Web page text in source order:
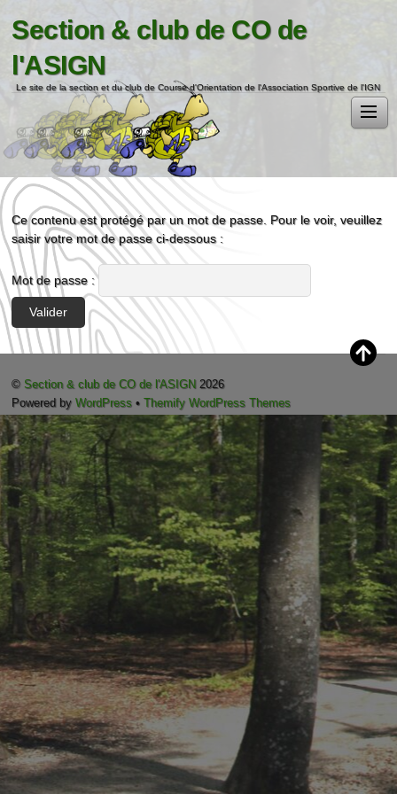
Section & club de CO de
l'ASIGN
Le site de la section et du club de Course d'Orientation de l'Association Sportive de l'IGN
Ce contenu est protégé par un mot de passe. Pour le voir, veuillez
saisir votre mot de passe ci-dessous :
Mot de passe :
© Section & club de CO de l'ASIGN 2026
Powered byWordPress •Themify WordPress Themes